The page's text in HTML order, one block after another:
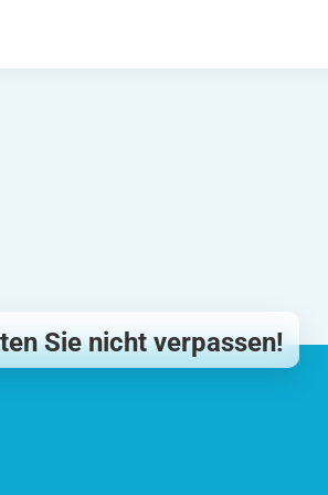
Sie nicht verpassen!